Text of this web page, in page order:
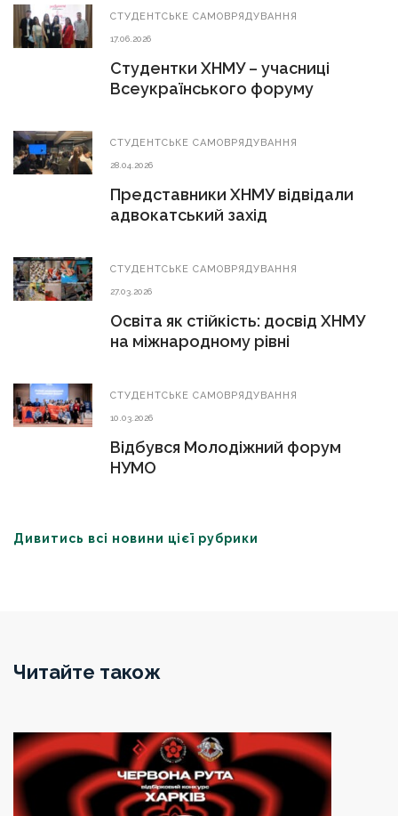
СТУДЕНТСЬКЕ САМОВРЯДУВАННЯ
17.06.2026
Студентки ХНМУ – учасниці
Всеукраїнського форуму
СТУДЕНТСЬКЕ САМОВРЯДУВАННЯ
28.04.2026
Представники ХНМУ відвідали
адвокатський захід
СТУДЕНТСЬКЕ САМОВРЯДУВАННЯ
27.03.2026
Освіта як стійкість: досвід ХНМУ
на міжнародному рівні
СТУДЕНТСЬКЕ САМОВРЯДУВАННЯ
10.03.2026
Відбувся Молодіжний форум
НУМО
Дивитись всі новини цієї рубрики
Читайте також